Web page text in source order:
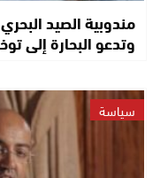
مندوبية الصيد
وتدعو البحارة إلى
سياسة